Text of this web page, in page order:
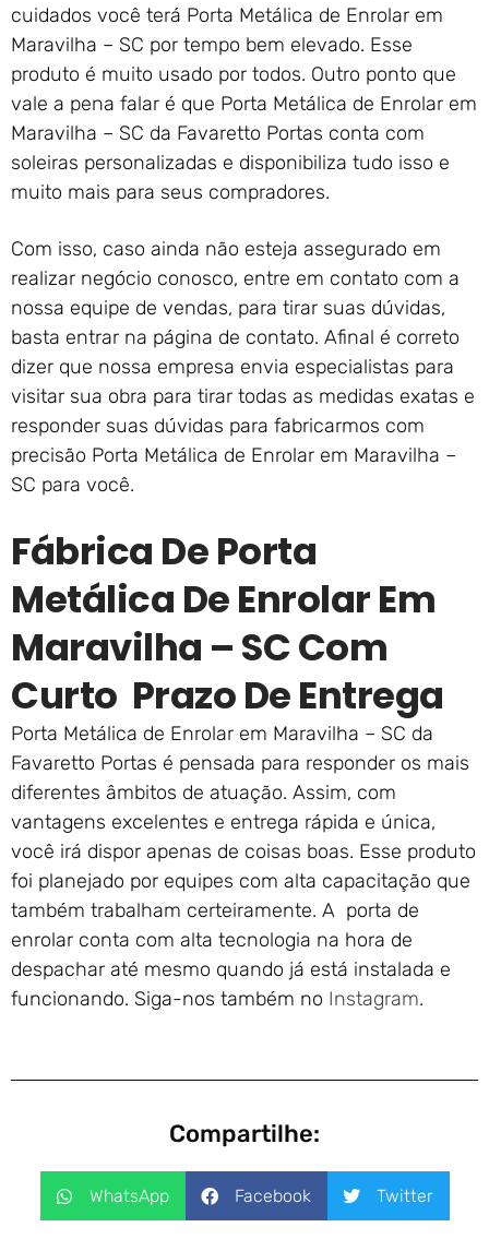
cuidados você terá Porta Metálica de Enrolar em
Maravilha – SC por tempo bem elevado. Esse
produto é muito usado por todos. Outro ponto que
vale a pena falar é que Porta Metálica de Enrolar em
Maravilha – SC da Favaretto Portas conta com
soleiras personalizadas e disponibiliza tudo isso e
muito mais para seus compradores.
Com isso, caso ainda não esteja assegurado em
realizar negócio conosco, entre em contato com a
nossa equipe de vendas, para tirar suas dúvidas,
basta entrar na página de contato. Afinal é correto
dizer que nossa empresa envia especialistas para
visitar sua obra para tirar todas as medidas exatas e
responder suas dúvidas para fabricarmos com
precisão Porta Metálica de Enrolar em Maravilha –
SC para você.
Fábrica De Porta
Metálica De Enrolar Em
Maravilha – SC Com
Curto Prazo De Entrega
Porta Metálica de Enrolar em Maravilha – SC da
Favaretto Portas é pensada para responder os mais
diferentes âmbitos de atuação. Assim, com
vantagens excelentes e entrega rápida e única,
você irá dispor apenas de coisas boas. Esse produto
foi planejado por equipes com alta capacitação que
também trabalham certeiramente. A porta de
enrolar conta com alta tecnologia na hora de
despachar até mesmo quando já está instalada e
funcionando. Siga-nos também no Instagram.
Compartilhe:
WhatsApp Facebook Twitter